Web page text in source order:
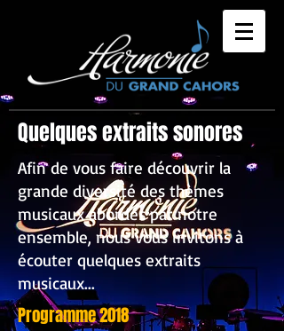
Quelques extraits sonores
Afin de vous faire découvrir la
grande diversité des thèmes
musicaux abordés par notre
ensemble, nous vous invitons à
écouter quelques extraits
musicaux...
Programme 2018